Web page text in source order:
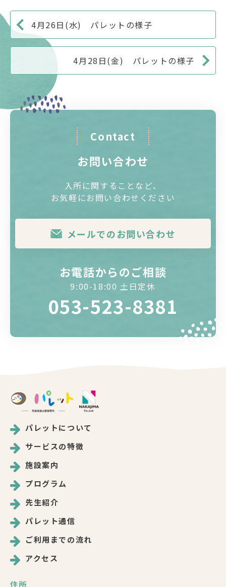
4月26日(水) パレットの様子
4月28日(金) パレットの様子
Contact
お問い合わせ
入所に関することなど、
お気軽にお問い合わせください
メールでのお問い合わせ
お電話からのご相談
9:00-18:00 土日定休
053-523-8381
パレットについて
サービスの特徴
施設案内
プログラム
先生紹介
パレット通信
ご利用までの流れ
アクセス
住所